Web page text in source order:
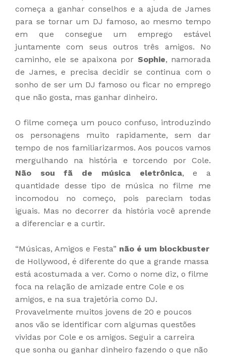
começa a ganhar conselhos e a ajuda de James
para se tornar um DJ famoso, ao mesmo tempo
em que consegue um emprego estável
juntamente com seus outros três amigos. No
caminho, ele se apaixona por Sophie, namorada
de James, e precisa decidir se continua com o
sonho de ser um DJ famoso ou ficar no emprego
que não gosta, mas ganhar dinheiro.
O filme começa um pouco confuso, introduzindo
os personagens muito rapidamente, sem dar
tempo de nos familiarizarmos. Aos poucos vamos
mergulhando na história e torcendo por Cole.
Não sou fã de música eletrônica, e a
quantidade desse tipo de música no filme me
incomodou no começo, pois pareciam todas
iguais. Mas no decorrer da história você aprende
a diferenciar e a curtir.
“Músicas, Amigos e Festa” não é um blockbuster
de Hollywood, é diferente do que a grande massa
está acostumada a ver. Como o nome diz, o filme
foca na relação de amizade entre Cole e os
amigos, e na sua trajetória como DJ.
Provavelmente muitos jovens de 20 e poucos
anos vão se identificar com algumas questões
vividas por Cole e os amigos. Seguir a carreira
que sonha ou ganhar dinheiro fazendo o que não